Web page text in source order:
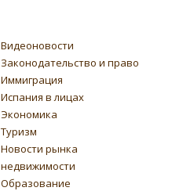
Видеоновости
Законодательство и право
Иммиграция
Испания в лицах
Экономика
Туризм
Новости рынка
недвижимости
Образование